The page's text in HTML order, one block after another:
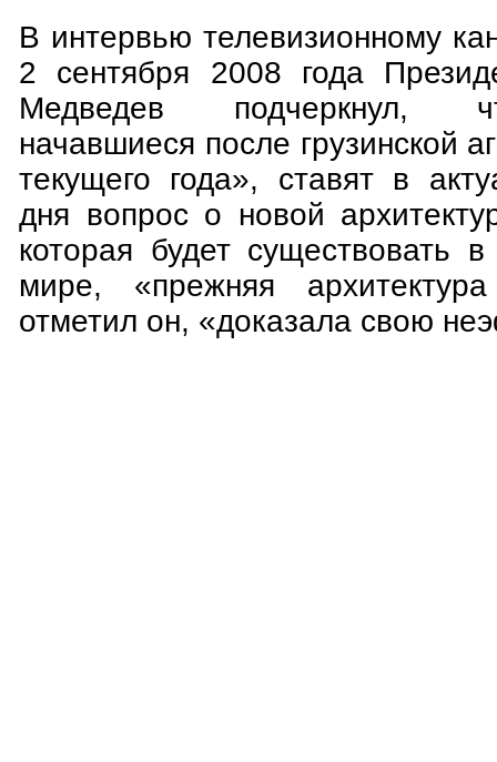
В интервью телевизионному
2 сентября 2008 года
Медведев подчеркнул,
начавшиеся после грузинской
текущего года», ставят в
дня вопрос о новой
которая будет существовать
мире, «прежняя архитектура
отметил он, «доказала свою